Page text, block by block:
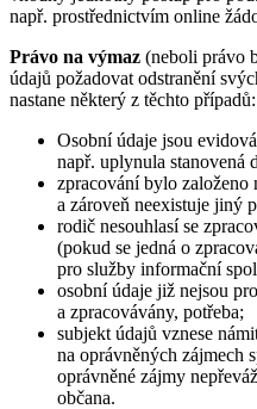
např. prostřednictvím online
Právo na výmaz (neboli právo
údajů požadovat odstranění
nastane některý z těchto případů:
Osobní údaje jsou
např. uplynula stanovená
zpracování bylo založeno
a zároveň neexistuje jiný
rodič nesouhlasí se
(pokud se jedná o
pro služby informační
osobní údaje již nejsou
a zpracovávány, potřeba;
subjekt údajů vznese
na oprávněných zájmech
oprávněné zájmy
občana.